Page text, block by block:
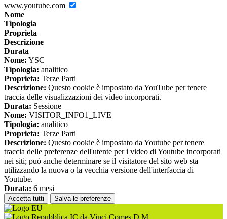
www.youtube.com
Nome
Tipologia
Proprieta
Descrizione
Durata
Nome: YSC
Tipologia: analitico
Proprieta: Terze Parti
Descrizione: Questo cookie è impostato da YouTube per tenere
traccia delle visualizzazioni dei video incorporati.
Durata: Sessione
Nome: VISITOR_INFO1_LIVE
Tipologia: analitico
Proprieta: Terze Parti
Descrizione: Questo cookie è impostato da Youtube per tenere
traccia delle preferenze dell'utente per i video di Youtube incorporati
nei siti; può anche determinare se il visitatore del sito web sta
utilizzando la nuova o la vecchia versione dell'interfaccia di
Youtube.
Durata: 6 mesi
Accetta tutti Salva le preferenze
IC da Vinci Comes D.M.